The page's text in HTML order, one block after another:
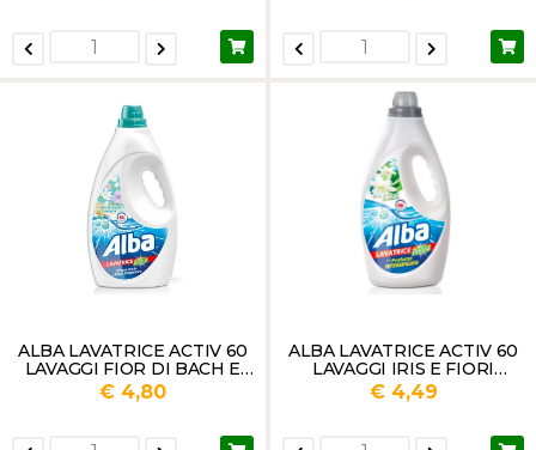
ALBA LAVATRICE ACTIV 60
LAVAGGI FIOR DI BACH E
VANIGLIA LT.3
€ 4,80
ALBA LAVATRICE ACTIV 60
LAVAGGI IRIS E FIORI
BIANCHI LT.3
€ 4,49